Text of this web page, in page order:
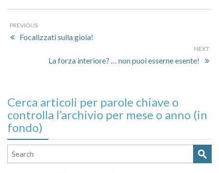
PREVIOUS
Focalizzati sulla gioia!
NEXT
La forza interiore? … non puoi esserne esente!
Cerca articoli per parole chiave o
controlla l’archivio per mese o anno (in
fondo)